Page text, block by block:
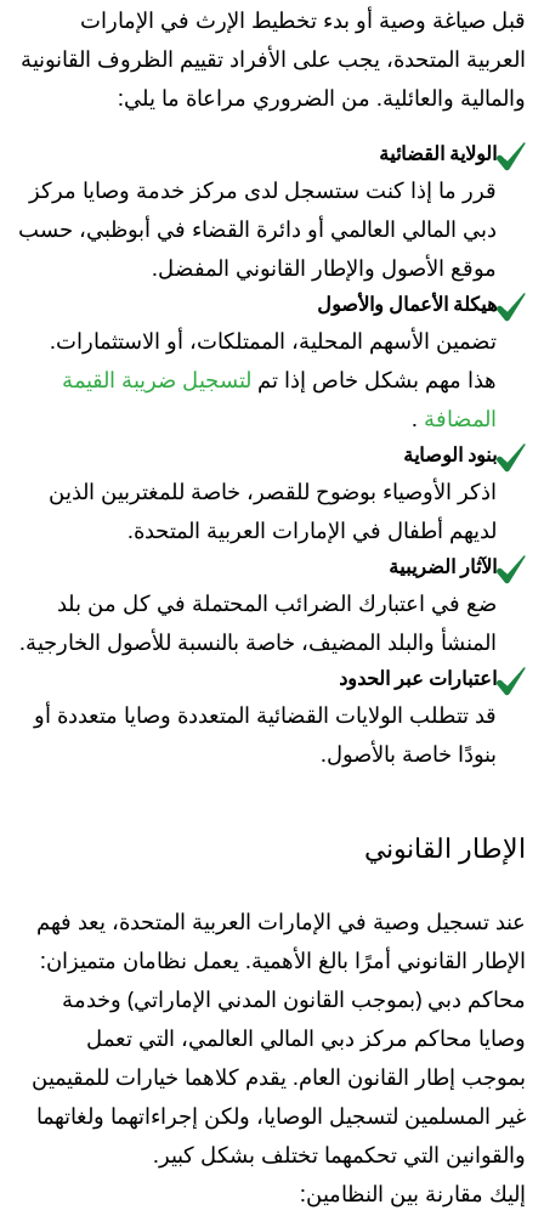
قبل صياغة وصية أو بدء تخطيط الإرث في الإمارات
العربية المتحدة، يجب على الأفراد تقييم الظروف القانونية
والمالية والعائلية. من الضروري مراعاة ما يلي:
الولاية القضائية
قرر ما إذا كنت ستسجل لدى مركز خدمة وصايا مركز
دبي المالي العالمي أو دائرة القضاء في أبوظبي، حسب
موقع الأصول والإطار القانوني المفضل.
هيكلة الأعمال والأصول
تضمين الأسهم المحلية، الممتلكات، أو الاستثمارات.
هذا مهم بشكل خاص إذا تم لتسجيل ضريبة القيمة
المضافة .
بنود الوصاية
اذكر الأوصياء بوضوح للقصر، خاصة للمغتربين الذين
لديهم أطفال في الإمارات العربية المتحدة.
الآثار الضريبية
ضع في اعتبارك الضرائب المحتملة في كل من بلد
المنشأ والبلد المضيف، خاصة بالنسبة للأصول الخارجية.
اعتبارات عبر الحدود
قد تتطلب الولايات القضائية المتعددة وصايا متعددة أو
بنودًا خاصة بالأصول.
الإطار القانوني
عند تسجيل وصية في الإمارات العربية المتحدة، يعد فهم
الإطار القانوني أمرًا بالغ الأهمية. يعمل نظامان متميزان:
محاكم دبي (بموجب القانون المدني الإماراتي) وخدمة
وصايا محاكم مركز دبي المالي العالمي، التي تعمل
بموجب إطار القانون العام. يقدم كلاهما خيارات للمقيمين
غير المسلمين لتسجيل الوصايا، ولكن إجراءاتهما ولغاتهما
والقوانين التي تحكمهما تختلف بشكل كبير.
إليك مقارنة بين النظامين: